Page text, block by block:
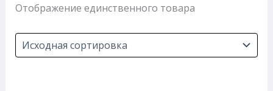
Отображение единственного товара